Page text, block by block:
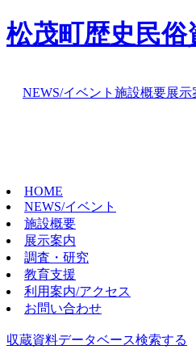
松茂町歴史民
NEWS/イベント 施設概要展示
HOME
NEWS/イベント
施設概要
展示案内
調査・研究
教育支援
利用案内/アクセス
お問い合わせ
収蔵資料データベース検索する